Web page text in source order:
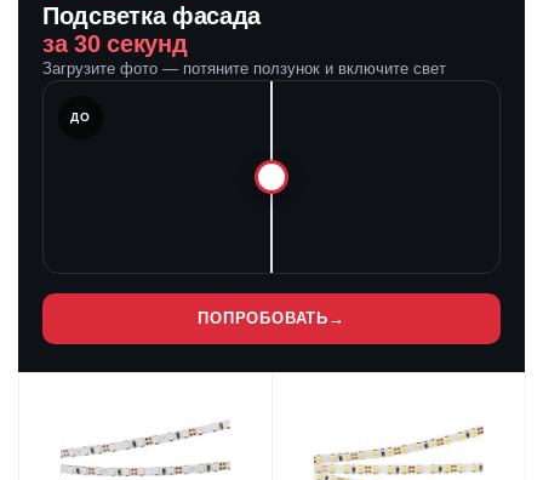
Подсветка фасада
за 30 секунд
Загрузите фото — потяните ползунок и включите свет
ДО
ПОПРОБОВАТЬ →